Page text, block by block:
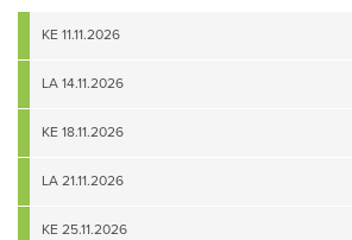
KE 11.11.2026
LA 14.11.2026
KE 18.11.2026
LA 21.11.2026
KE 25.11.2026